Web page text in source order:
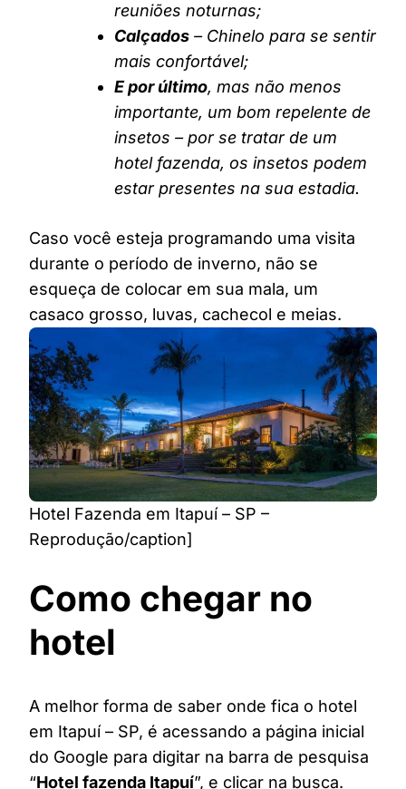
reuniões noturnas;
Calçados – Chinelo para se sentir
mais confortável;
E por último, mas não menos
importante, um bom repelente de
insetos – por se tratar de um
hotel fazenda, os insetos podem
estar presentes na sua estadia.
Caso você esteja programando uma visita
durante o período de inverno, não se
esqueça de colocar em sua mala, um
casaco grosso, luvas, cachecol e meias.
Hotel Fazenda em Itapuí – SP –
Reprodução/caption]
Como chegar no
hotel
A melhor forma de saber onde fica o hotel
em Itapuí – SP, é acessando a página inicial
do Google para digitar na barra de pesquisa
“Hotel fazenda Itapuí”, e clicar na busca.